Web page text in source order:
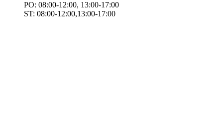
PO: 08:00-12:00, 13:00-17:00
ST: 08:00-12:00,13:00-17:00